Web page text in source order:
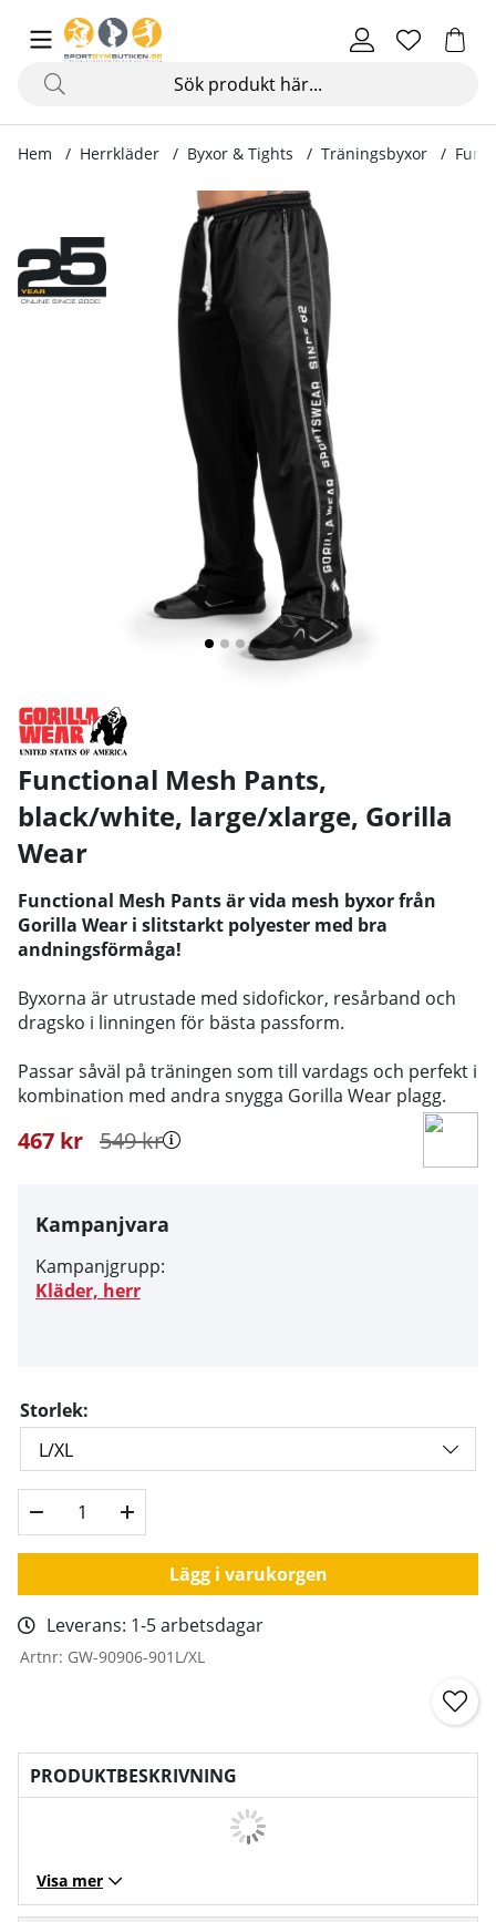
Hem Herrkläder Byxor & Tights Träningsbyxor
Produktbilder Functional Mesh Pants, black/white
Functional Mesh Pants,
black/white, large/xlarge, Gorilla
Wear
Functional Mesh Pants är vida mesh byxor från
Gorilla Wear i slitstarkt polyester med bra
andningsförmåga!
Byxorna är utrustade med sidofickor, resårband och
dragsko i linningen för bästa passform.
Passar såväl på träningen som till vardags och perfekt i
kombination med andra snygga Gorilla Wear plagg.
549kr
467 kr
Kampanjvara
Kampanjgrupp:
Kläder, herr
Storlek:
Lägg i varukorgen
Leverans: 1-5 arbetsdagar
Artnr: GW-90906-901L/XL
PRODUKTBESKRIVNING
Visa mer